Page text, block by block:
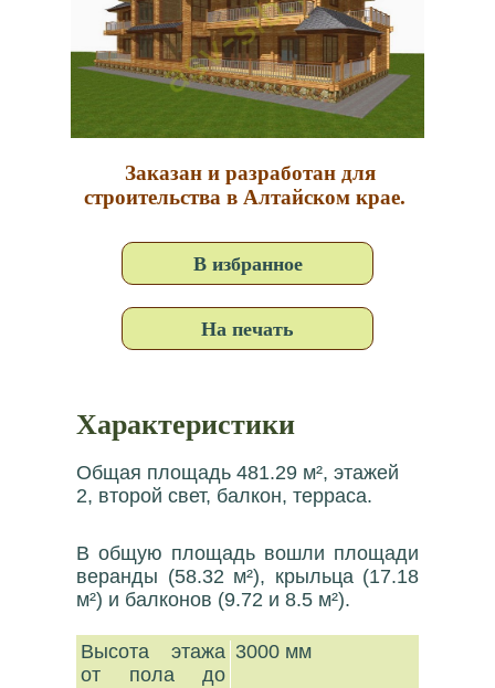
Заказан и разработан для
строительства в Алтайском крае.
В избранное
На печать
Характеристики
Общая площадь 481.29 м², этажей
2, второй свет, балкон, терраса.
В общую площадь вошли площади
веранды (58.32 м²), крыльца (17.18
м²) и балконов (9.72 и 8.5 м²).
Высота этажа
от пола до
3000 мм